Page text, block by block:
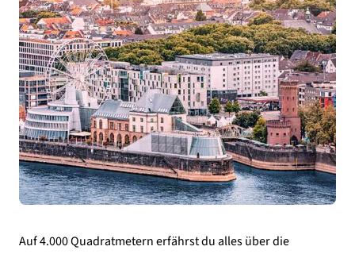
Auf 4.000 Quadratmetern erfährst du alles über die